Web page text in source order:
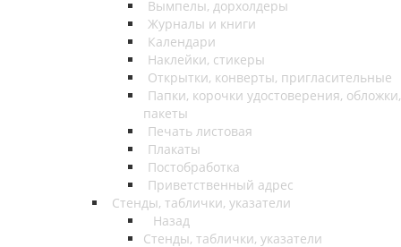
Вымпелы, дорхолдеры
Журналы и книги
Календари
Наклейки, стикеры
Открытки, конверты, пригласительные
Папки, корочки удостоверения, обложки,
пакеты
Печать листовая
Плакаты
Постобработка
Приветственный адрес
Стенды, таблички, указатели
Назад
Стенды, таблички, указатели